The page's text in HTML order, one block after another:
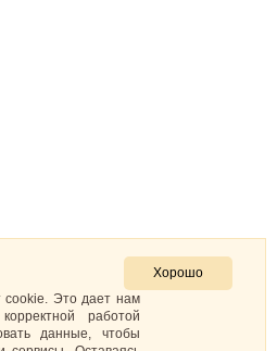
Хорошо
cookie. Это дает нам
работой
данные, чтобы